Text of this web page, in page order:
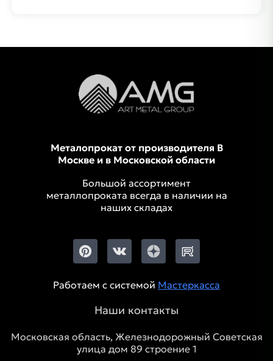
Металопрокат от производителя В
Москве и в Московской области
Большой ассортимент
металлопроката всегда в наличии на
наших складах
Работаем с системой Мастеркасса
Наши контакты
Московская область, Железнодорожный Советская
улица дом 89 строение 1